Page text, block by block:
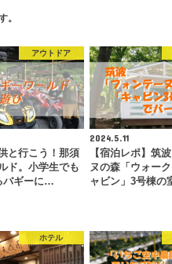
。
アウトドア
と行こう！那須
ド。小学生でも
バギーに…
2024.5.11
【宿泊レポ】筑
ヌの森「ウォー
ャビン」3号棟の
ホテル